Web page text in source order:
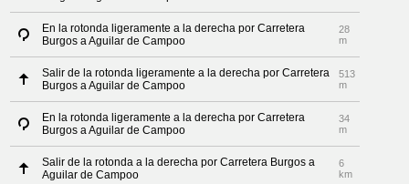
En la rotonda ligeramente a la derecha por Carretera
Burgos a Aguilar de Campoo
28
m
Salir de la rotonda ligeramente a la derecha por Carretera
Burgos a Aguilar de Campoo
513
m
En la rotonda ligeramente a la derecha por Carretera
Burgos a Aguilar de Campoo
34
m
Salir de la rotonda a la derecha por Carretera Burgos a
Aguilar de Campoo
6
km